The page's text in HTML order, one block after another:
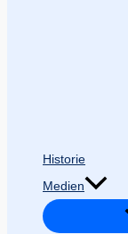
Historie
Medien